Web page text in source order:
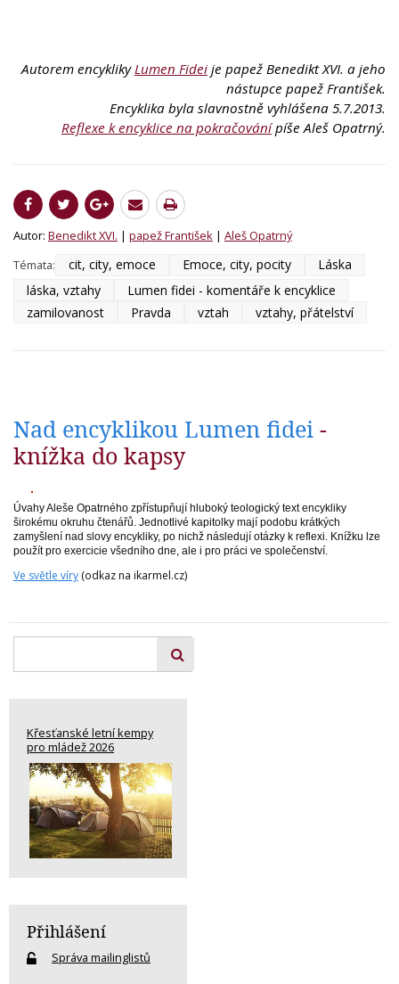
Autorem encyklikyLumen Fidei je papež Benedikt XVI. a jeho
nástupce papež František.
Encyklika byla slavnostně vyhlášena 5.7.2013.
Reflexe k encyklice na pokračovánípíše Aleš Opatrný.
Autor: Benedikt XVI. | papež František | Aleš Opatrný
Témata:
cit, city, emoce Emoce, city, pocity
Láska
láska, vztahy
Lumen fidei - komentáře k encyklice
zamilovanost
Pravda vztah vztahy, přátelství
Nad encyklikou Lumen fidei -
knížka do kapsy
Úvahy Aleše Opatrného zpřístupňují hluboký teologický text encykliky
širokému okruhu čtenářů. Jednotlivé kapitolky mají podobu krátkých
zamyšlení nad slovy encykliky, po nichž následují otázky k reflexi. Knížku lze
použít pro exercicie všedního dne, ale i pro práci ve společenství.
Ve světle víry (odkaz na ikarmel.cz)
Křesťanské letní kempy
pro mládež 2026
Přihlášení
Správa mailinglistů